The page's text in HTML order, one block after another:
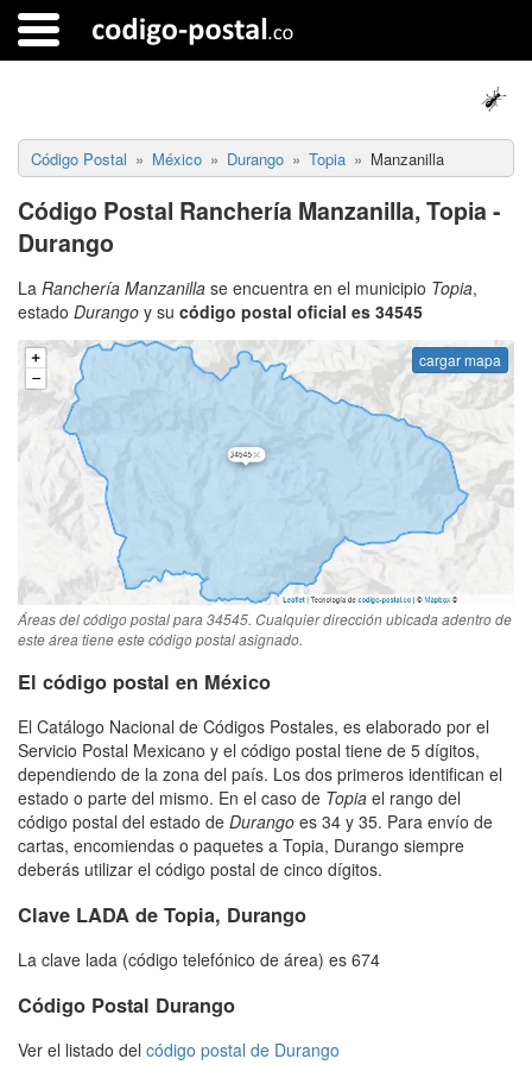
Código Postal México Durango Topia Manzanilla
Código Postal Ranchería Manzanilla, Topia -
Durango
La Ranchería Manzanilla se encuentra en el municipio Topia,
estado Durango y su código postal oficial es 34545
cargar mapa
Áreas del código postal para 34545. Cualquier dirección ubicada adentro de
este área tiene este código postal asignado.
El código postal en México
El Catálogo Nacional de Códigos Postales, es elaborado por el
Servicio Postal Mexicano y el código postal tiene de 5 dígitos,
dependiendo de la zona del país. Los dos primeros identifican el
estado o parte del mismo. En el caso de Topia el rango del
código postal del estado de Durango es 34 y 35. Para envío de
cartas, encomiendas o paquetes a Topia, Durango siempre
deberás utilizar el código postal de cinco dígitos.
Clave LADA de Topia, Durango
La clave lada (código telefónico de área) es 674
Código Postal Durango
Ver el listado del código postal de Durango